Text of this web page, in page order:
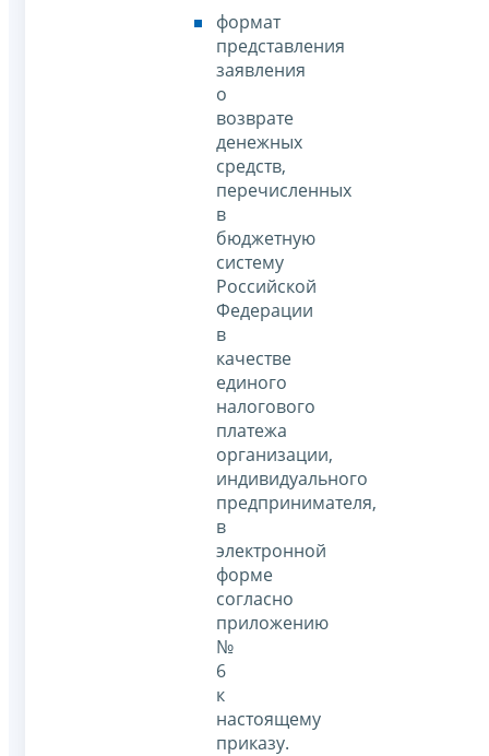
формат
представления
заявления
о
возврате
денежных
средств,
перечисленных
в
бюджетную
систему
Российской
Федерации
в
качестве
единого
налогового
платежа
организации,
индивидуального
предпринимателя,
в
электронной
форме
согласно
приложению
№
6
к
настоящему
приказу.